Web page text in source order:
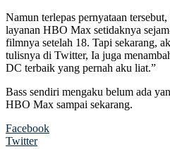
Namun terlepas pernyataan
layanan HBO Max setidaknya
filmnya setelah 18. Tapi sekarang,
tulisnya di Twitter, Ia juga
DC terbaik yang pernah aku liat.”
Bass sendiri mengaku belum ada
HBO Max sampai sekarang.
Facebook
Twitter